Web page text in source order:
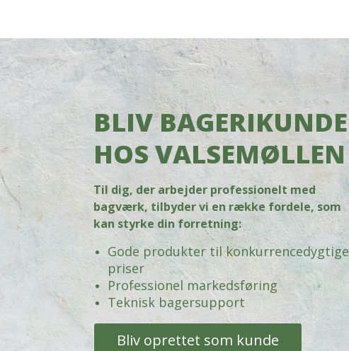
BLIV BAGERIKUNDE
HOS VALSEMØLLEN
Til dig, der arbejder professionelt med
bagværk, tilbyder vi en række fordele, som
kan styrke din forretning:
Gode produkter til konkurrencedygtige
priser
Professionel markedsføring
Teknisk bagersupport
Bliv oprettet som kunde